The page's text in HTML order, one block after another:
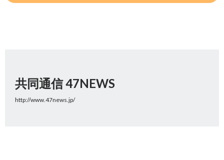
共同通信 47NEWS
http://www.47news.jp/